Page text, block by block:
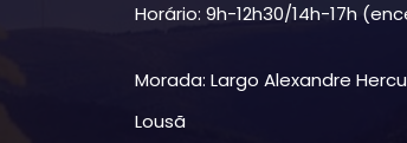
Horário: 9h-12h30/14h-17h
Morada: Largo Alexandre
Lousã